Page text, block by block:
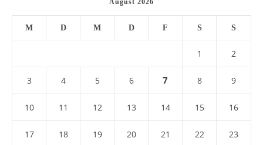
August 2026
M D M D F S S
1 2
3 4 5 6 7 8 9
10 11 12 13 14 15 16
17 18 19 20 21 22 23